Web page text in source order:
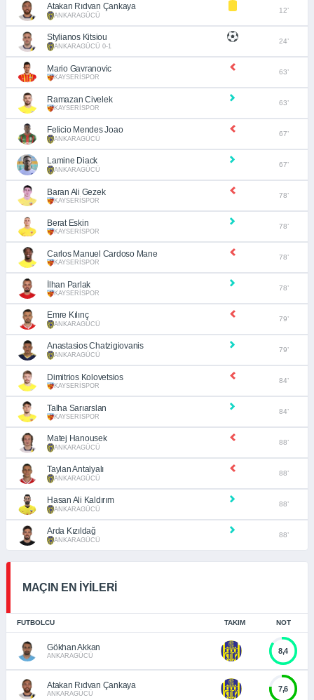
Atakan Rıdvan Çankaya
ANKARAGÜCÜ
12’
Stylianos Kitsiou
ANKARAGÜCÜ 0-1
24’
Mario Gavranovic
KAYSERİSPOR
63’
Ramazan Civelek
KAYSERİSPOR
63’
Felicio Mendes Joao
ANKARAGÜCÜ
67’
Lamine Diack
ANKARAGÜCÜ
67’
Baran Ali Gezek
KAYSERİSPOR
78’
Berat Eskin
KAYSERİSPOR
78’
Carlos Manuel Cardoso Mane
KAYSERİSPOR
78’
İlhan Parlak
KAYSERİSPOR
78’
Emre Kılınç
ANKARAGÜCÜ
79’
Anastasios Chatzigiovanis
ANKARAGÜCÜ
79’
Dimitrios Kolovetsios
KAYSERİSPOR
84’
Talha Sarıarslan
KAYSERİSPOR
84’
Matej Hanousek
ANKARAGÜCÜ
88’
Taylan Antalyalı
ANKARAGÜCÜ
88’
Hasan Ali Kaldırım
ANKARAGÜCÜ
88’
Arda Kızıldağ
ANKARAGÜCÜ
88’
MAÇIN EN İYİLERİ
FUTBOLCU TAKIM NOT
Gökhan Akkan
ANKARAGÜCÜ
8,4
Atakan Rıdvan Çankaya
ANKARAGÜCÜ
7,6